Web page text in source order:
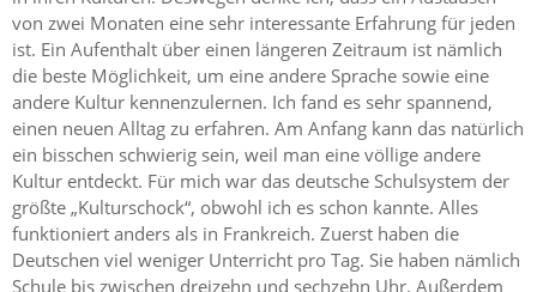
von zwei Monaten eine sehr interessante Erfahrung für jeden
ist. Ein Aufenthalt über einen längeren Zeitraum ist nämlich
die beste Möglichkeit, um eine andere Sprache sowie eine
andere Kultur kennenzulernen. Ich fand es sehr spannend,
einen neuen Alltag zu erfahren. Am Anfang kann das natürlich
ein bisschen schwierig sein, weil man eine völlige andere
Kultur entdeckt. Für mich war das deutsche Schulsystem der
größte „Kulturschock“, obwohl ich es schon kannte. Alles
funktioniert anders als in Frankreich. Zuerst haben die
Deutschen viel weniger Unterricht pro Tag. Sie haben nämlich
Schule bis zwischen dreizehn und sechzehn Uhr. Außerdem